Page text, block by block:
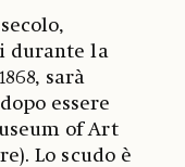
durante la
sarà
essere
of Art
Lo scudo è